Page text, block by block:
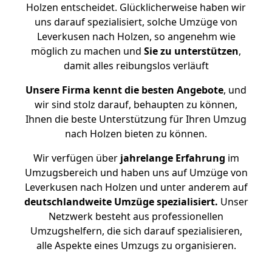
Holzen entscheidet. Glücklicherweise haben wir
uns darauf spezialisiert, solche Umzüge von
Leverkusen nach Holzen, so angenehm wie
möglich zu machen und Sie zu unterstützen,
damit alles reibungslos verläuft
Unsere Firma kennt die besten Angebote, und
wir sind stolz darauf, behaupten zu können,
Ihnen die beste Unterstützung für Ihren Umzug
nach Holzen bieten zu können.
Wir verfügen überjahrelange Erfahrung im
Umzugsbereich und haben uns auf Umzüge von
Leverkusen nach Holzen und unter anderem auf
deutschlandweite Umzüge spezialisiert. Unser
Netzwerk besteht aus professionellen
Umzugshelfern, die sich darauf spezialisieren,
alle Aspekte eines Umzugs zu organisieren.